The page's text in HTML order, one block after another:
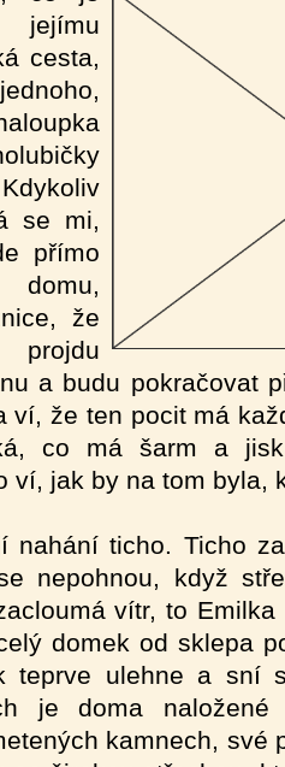
jejímu
cesta,
se mi,
přímo
že
a budu pokračovat
ví, že ten pocit má
co má šarm a
ví, jak by na tom byla,
nahání ticho. Ticho
nepohnou, když
vítr, to
domek od sklepa
teprve ulehne a sní
je doma
kamnech, své